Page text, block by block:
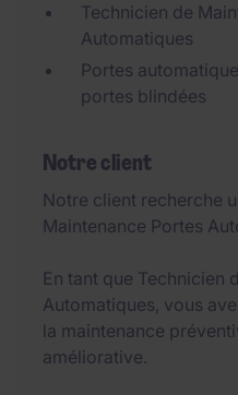
Technicien de
Automatiques
Portes
portes blindées
Notre client
Notre client recherche
Maintenance Portes
En tant que Technicien
Automatiques, vous
la maintenance
améliorative.